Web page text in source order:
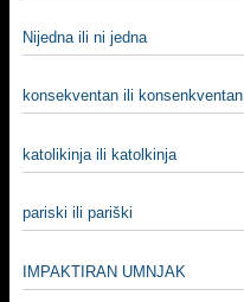
Nijedna ili ni jedna
konsekventan ili konsenkventan
katolikinja ili katolkinja
pariski ili pariški
IMPAKTIRAN UMNJAK